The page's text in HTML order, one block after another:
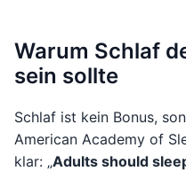
Warum Schlaf
sein sollte
Schlaf ist kein Bonus,
American Academy of
klar: „Adults should